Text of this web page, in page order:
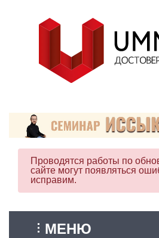
Проводятся работы по
сайте могут появляться
исправим.
МЕНЮ